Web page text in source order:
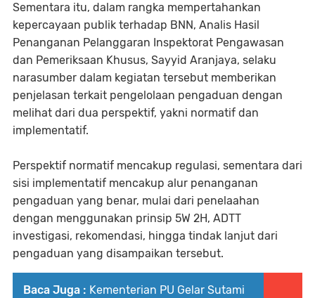
Sementara itu, dalam rangka mempertahankan
kepercayaan publik terhadap BNN, Analis Hasil
Penanganan Pelanggaran Inspektorat Pengawasan
dan Pemeriksaan Khusus, Sayyid Aranjaya, selaku
narasumber dalam kegiatan tersebut memberikan
penjelasan terkait pengelolaan pengaduan dengan
melihat dari dua perspektif, yakni normatif dan
implementatif.
Perspektif normatif mencakup regulasi, sementara dari
sisi implementatif mencakup alur penanganan
pengaduan yang benar, mulai dari penelaahan
dengan menggunakan prinsip 5W 2H, ADTT
investigasi, rekomendasi, hingga tindak lanjut dari
pengaduan yang disampaikan tersebut.
Baca Juga : Kementerian PU Gelar Sutami